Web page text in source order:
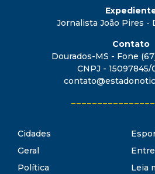
Jornalista João Pires -
Contato
Dourados-MS - Fone
CNPJ - 15097845/
Cidades
Geral
Política
Leia